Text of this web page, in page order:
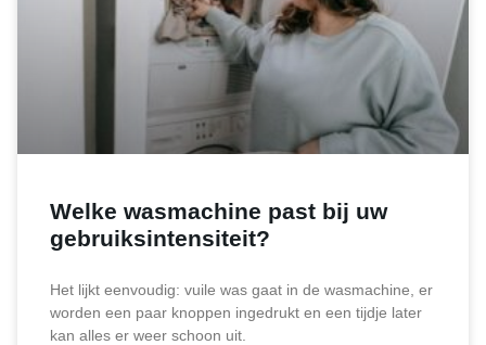
Welke wasmachine past bij uw
gebruiksintensiteit?
Het lijkt eenvoudig: vuile was gaat in de wasmachine, er
worden een paar knoppen ingedrukt en een tijdje later
kan alles er weer schoon uit.